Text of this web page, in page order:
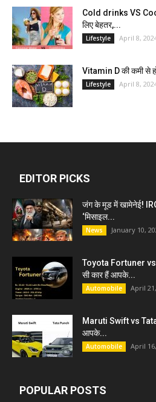
Cold drinks VS
लिए बेहतर,...
Lifestyle April 8,
Vitamin D की कमी से हो
Lifestyle April 8,
EDITOR PICKS
जंग के मूड में खामेनेई!
‘मिसाइल...
News January 10,
Toyota Fortuner
सी कार हैं आपके...
Automobile April
Maruti Swift vs Tata
आपके...
Automobile April
POPULAR POSTS